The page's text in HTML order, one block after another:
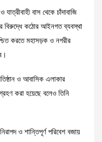
বাস থেকে চাঁদাবাজি
বিরুদ্ধে কঠোর আইনগত ব্যবস্থা
করতে মহাসড়ক ও নগরীর
ও আবাসিক এলাকার
গ্রহণ করা হয়েছে বলেও তিনি
ও শান্তিপূর্ণ পরিবেশ বজায়